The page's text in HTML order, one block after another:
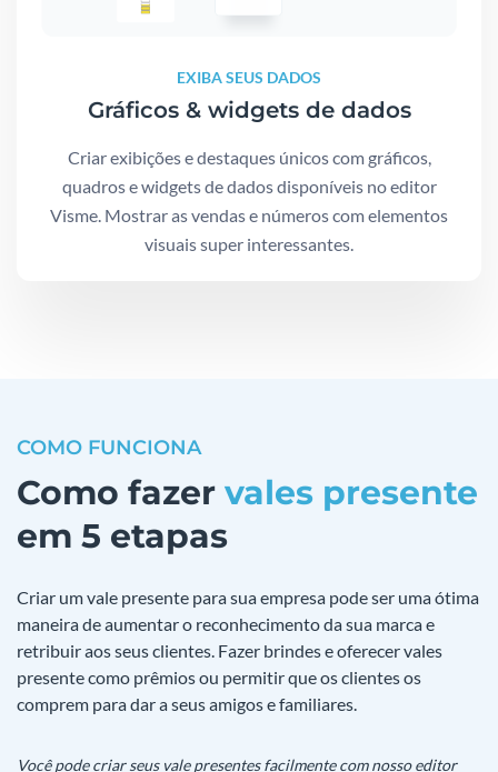
EXIBA SEUS DADOS
Gráficos & widgets de dados
Criar exibições e destaques únicos com gráficos,
quadros e widgets de dados disponíveis no editor
Visme. Mostrar as vendas e números com elementos
visuais super interessantes.
COMO FUNCIONA
Como fazer vales presente
em 5 etapas
Criar um vale presente para sua empresa pode ser uma ótima
maneira de aumentar o reconhecimento da sua marca e
retribuir aos seus clientes. Fazer brindes e oferecer vales
presente como prêmios ou permitir que os clientes os
comprem para dar a seus amigos e familiares.
Você pode criar seus vale presentes facilmente com nosso editor